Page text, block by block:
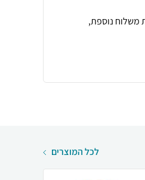
משלוח נוספת,
לכל המוצרים